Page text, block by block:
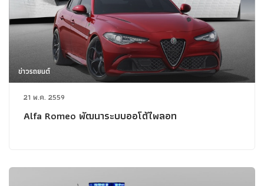
ข่าวรถยนต์
21 พ.ค. 2559
Alfa Romeo พัฒนาระบบออโต้ไพลอท